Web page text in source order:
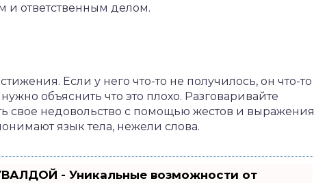
и ответственным делом.
Если у него что-то не получилось, он что-то
объяснить что это плохо. Разговаривайте
свое недовольство с помощью жестов и выражения
язык тела, нежели слова.
- Уникальные возможности от